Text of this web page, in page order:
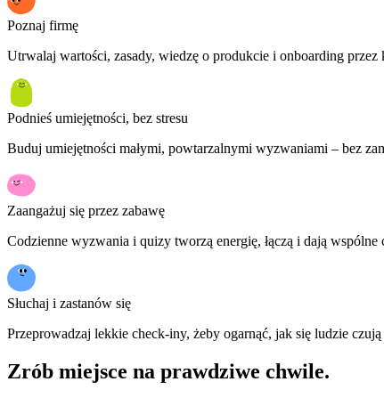
Poznaj firmę
Utrwalaj wartości, zasady, wiedzę o produkcie i onboarding
Podnieś umiejętności, bez stresu
Buduj umiejętności małymi, powtarzalnymi wyzwaniami – bez
Zaangażuj się przez zabawę
Codzienne wyzwania i quizy tworzą energię, łączą i dają wspólne
Słuchaj i zastanów się
Przeprowadzaj lekkie check-iny, żeby ogarnąć, jak się ludzie
Zrób miejsce na prawdziwe chwile.